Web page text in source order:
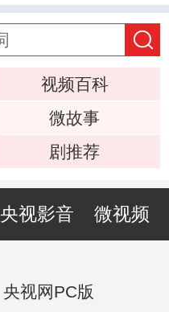
视频百科
微故事
剧推荐
央视影音 微视频
央视网PC版